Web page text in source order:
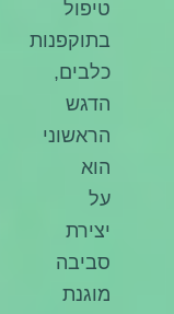
טיפול
בתוקפנות
כלבים,
הדגש
הראשוני
הוא
על
יצירת
סביבה
מוגנת